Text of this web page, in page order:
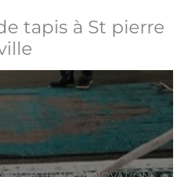
tapis à St pierre